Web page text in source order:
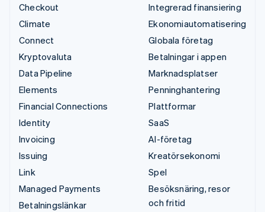
Checkout
Climate
Connect
Kryptovaluta
Data Pipeline
Elements
Financial Connections
Identity
Invoicing
Issuing
Link
Managed Payments
Betalningslänkar
Integrerad finansiering
Ekonomiautomatisering
Globala företag
Betalningar i appen
Marknadsplatser
Penninghantering
Plattformar
SaaS
AI-företag
Kreatörsekonomi
Spel
Besöksnäring, resor
och fritid